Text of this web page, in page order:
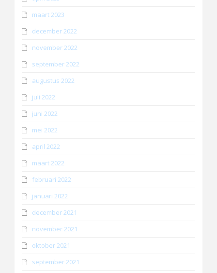
maart 2023
december 2022
november 2022
september 2022
augustus 2022
juli 2022
juni 2022
mei 2022
april 2022
maart 2022
februari 2022
januari 2022
december 2021
november 2021
oktober 2021
september 2021